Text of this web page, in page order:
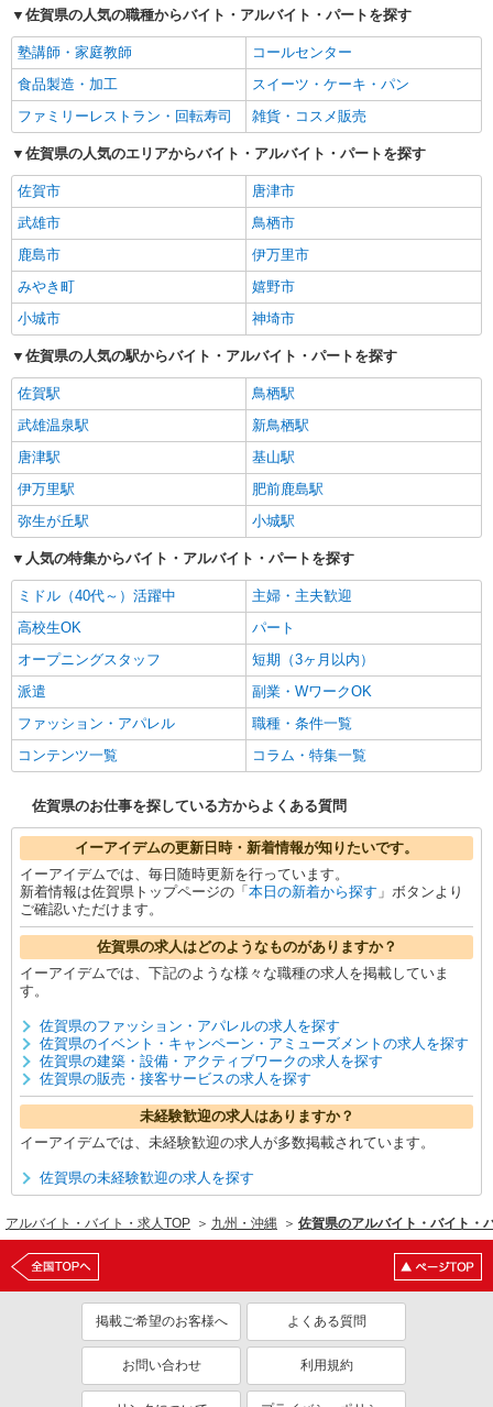
佐賀県の人気の職種からバイト・アルバイト・パートを探す
塾講師・家庭教師
コールセンター
食品製造・加工
スイーツ・ケーキ・パン
ファミリーレストラン・回転寿司
雑貨・コスメ販売
佐賀県の人気のエリアからバイト・アルバイト・パートを探す
佐賀市
唐津市
武雄市
鳥栖市
鹿島市
伊万里市
みやき町
嬉野市
小城市
神埼市
佐賀県の人気の駅からバイト・アルバイト・パートを探す
佐賀駅
鳥栖駅
武雄温泉駅
新鳥栖駅
唐津駅
基山駅
伊万里駅
肥前鹿島駅
弥生が丘駅
小城駅
人気の特集からバイト・アルバイト・パートを探す
ミドル（40代～）活躍中
主婦・主夫歓迎
高校生OK
パート
オープニングスタッフ
短期（3ヶ月以内）
派遣
副業・WワークOK
ファッション・アパレル
職種・条件一覧
コンテンツ一覧
コラム・特集一覧
佐賀県のお仕事を探している方からよくある質問
イーアイデムの更新日時・新着情報が知りたいです。
イーアイデムでは、毎日随時更新を行っています。
新着情報は佐賀県トップページの「 本日の新着から探す 」ボタンより
ご確認いただけます。
佐賀県の求人はどのようなものがありますか？
イーアイデムでは、下記のような様々な職種の求人を掲載していま
す。
佐賀県のファッション・アパレルの求人を探す
佐賀県のイベント・キャンペーン・アミューズメントの求人を探す
佐賀県の建築・設備・アクティブワークの求人を探す
佐賀県の販売・接客サービスの求人を探す
未経験歓迎の求人はありますか？
イーアイデムでは、未経験歓迎の求人が多数掲載されています。
佐賀県の未経験歓迎の求人を探す
アルバイト・バイト・求人TOP 九州・沖縄 佐賀県のアルバイト・バイト・
掲載ご希望のお客様へ よくある質問
お問い合わせ 利用規約